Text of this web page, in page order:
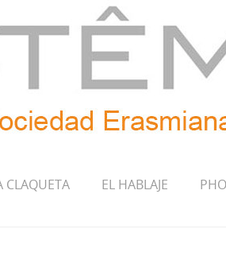
CLAQUETA EL HABLAJE